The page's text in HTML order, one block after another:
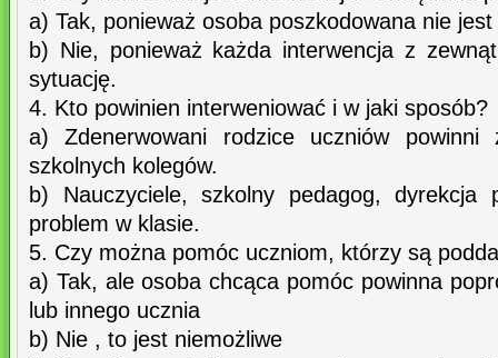
a) Tak, ponieważ osoba poszkodowana nie
b) Nie, ponieważ każda interwencja z
sytuację.
4. Kto powinien interweniować i w jaki sposób?
a) Zdenerwowani rodzice uczniów
szkolnych kolegów.
b) Nauczyciele, szkolny pedagog, dyrekcja
problem w klasie.
5. Czy można pomóc uczniom, którzy są
a) Tak, ale osoba chcąca pomóc powinna
lub innego ucznia
b) Nie , to jest niemożliwe